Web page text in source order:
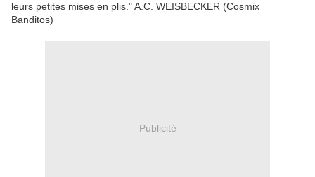
leurs petites mises en plis." A.C. WEISBECKER (Cosmix
Banditos)
Publicité